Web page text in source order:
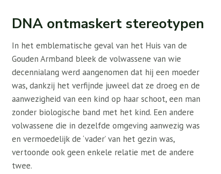
DNA ontmaskert stereotypen
In het emblematische geval van het Huis van de
Gouden Armband bleek de volwassene van wie
decennialang werd aangenomen dat hij een moeder
was, dankzij het verfijnde juweel dat ze droeg en de
aanwezigheid van een kind op haar schoot, een man
zonder biologische band met het kind. Een andere
volwassene die in dezelfde omgeving aanwezig was
en vermoedelijk de ‘vader’ van het gezin was,
vertoonde ook geen enkele relatie met de andere
twee.